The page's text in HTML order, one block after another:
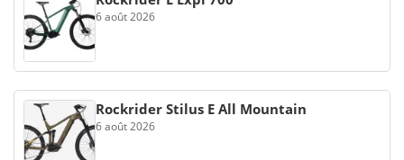
6 août 2026
Rockrider Stilus E All Mountain
6 août 2026